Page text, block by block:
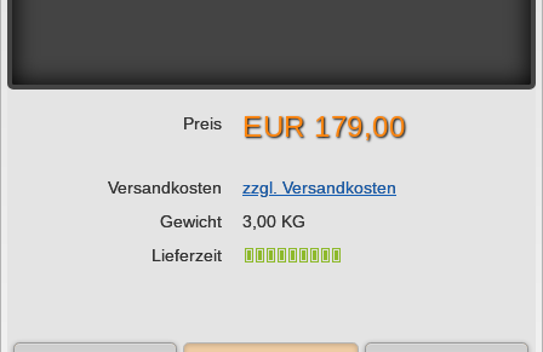
Preis EUR 179,00
Versandkosten
zzgl. Versandkosten
Gewicht
3,00 KG
Lieferzeit